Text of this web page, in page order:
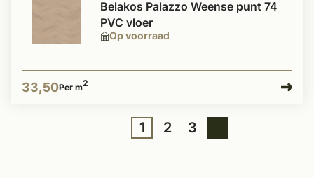
Op voorraad
Belakos Palazzo Weense punt 74
PVC vloer
33,50Per m2
1 2 3